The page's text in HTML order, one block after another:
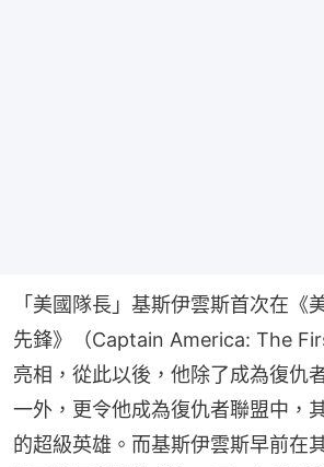
「美國隊長」基斯伊雲斯首次在《
先鋒》（Captain America: The
亮相，從此以後，他除了成為復仇
一外，更令他成為復仇者聯盟中，
的超級英雄。而基斯伊雲斯早前在